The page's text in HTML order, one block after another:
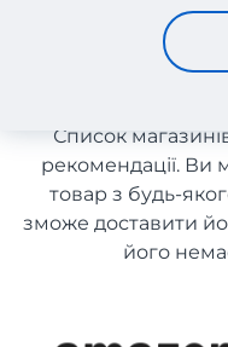
Outlets
Список
рекомендації. Ви
товар з будь-
зможе доставити
його